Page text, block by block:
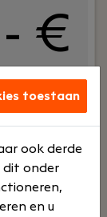
€
toestaan
ook derde
dit onder
en u